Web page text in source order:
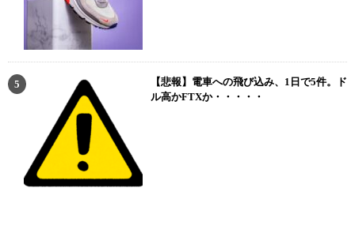
【初心者必見】Coincheck(コインチェック)の手数料について｜評
判・口コミと合わせて解説
仮想通貨（暗号資産）の取引には、各種手数料がかかります。ま
た、仮想通貨取引所によって手数料が異なり、特にCoincheck(コイ
ンチェック)は手数料が高いとウワサされています。
しかし、コインチェックアプリのダウンロード数は国内No.1と知名
【悲報】電車への飛び込み、1日で5件。ド
ル高かFTXか・・・・・